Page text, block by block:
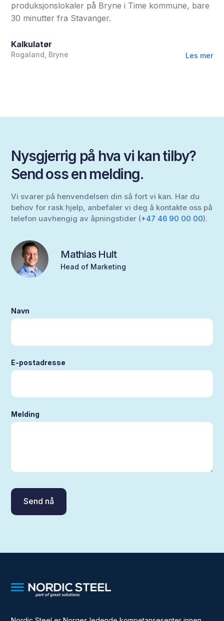
produksjonslokaler på Bryne i Time kommune, bare
30 minutter fra Stavanger.
Kalkulatør
Rogaland, Bryne Les mer
Nysgjerrig på hva vi kan tilby?
Send oss en melding.
Vi svarer på henvendelsen din så fort vi kan. Har du
behov for rask hjelp, anbefaler vi deg å kontakte oss på
telefon uavhengig av åpningstider (+47 46 90 00 00).
Mathias Hult
Head of Marketing
Navn
E-postadresse
Melding